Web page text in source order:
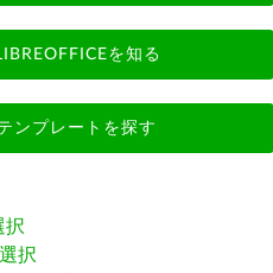
を知る
ンプレートを探す
択
択